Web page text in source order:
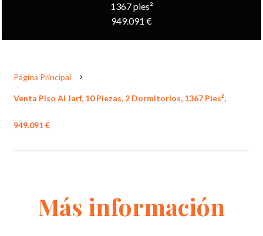
1367 pies²
949.091 €
Página Principal
Venta Piso Al Jarf, 10 Piezas, 2 Dormitorios, 1367 Pies²,
949.091 €
Más información